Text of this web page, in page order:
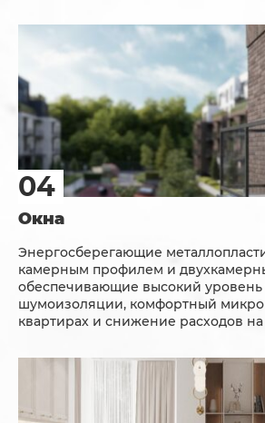
Окна
Энергосберегающие
камерным профилем и
обеспечивающие высокий уровень
шумоизоляции, комфортный
квартирах и снижение расходов